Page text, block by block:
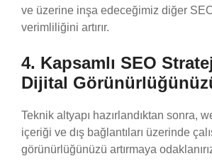
ve üzerine inşa edeceğimiz diğer SEO
verimliliğini artırır.
4. Kapsamlı SEO
Dijital
Teknik altyapı hazırlandıktan sonra,
içeriği ve dış bağlantıları üzerinde
görünürlüğünüzü artırmaya